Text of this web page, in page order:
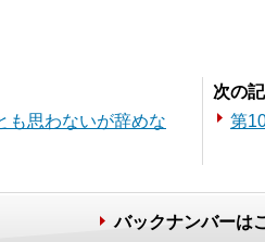
も思わないが辞めな
次の
第
バックナンバーは